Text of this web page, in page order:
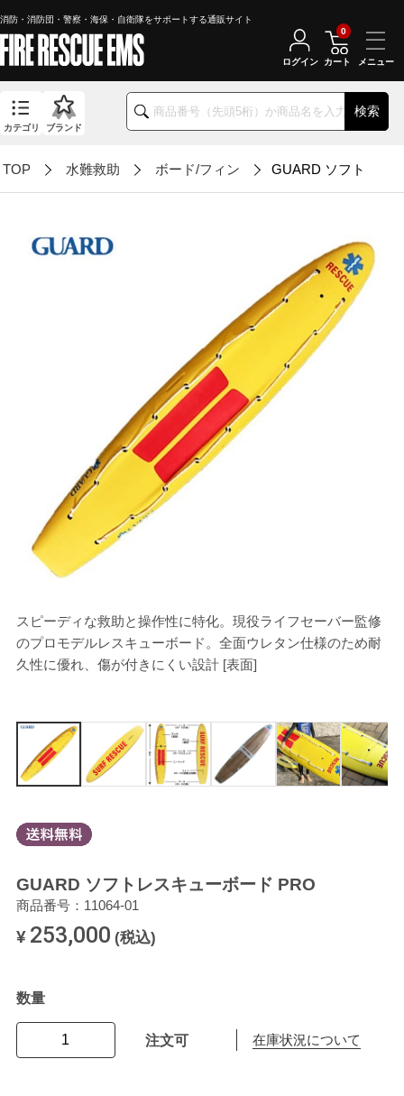
消防・消防団・警察・海保・自衛隊をサポートする通販サイト
検索
カテゴリ ブランド
ログイン カート
0
TOP 水難救助 ボード/フィン GUARD ソフトレス
スピーディな救助と操作性に特化。現役ライフセーバー監修
のプロモデルレスキューボード。全面ウレタン仕様のため耐
久性に優れ、傷が付きにくい設計 [表面]
GUARD ソフトレスキューボード PRO
商品番号：11064-01
¥ 253,000 (税込)
数量
注文可 在庫状況について